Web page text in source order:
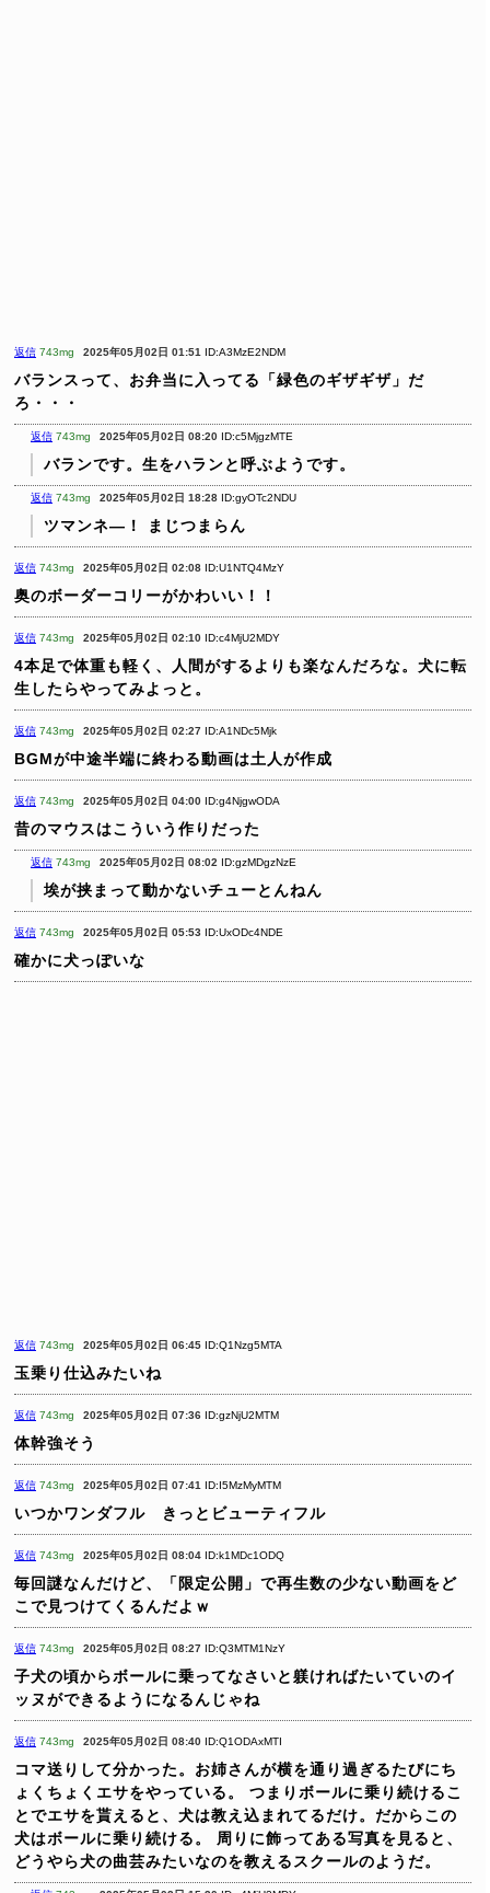
返信 743mg 2025年05月02日 01:51 ID:A3MzE2NDM
バランスって、お弁当に入ってる「緑色のギザギザ」だ
ろ・・・
返信 743mg 2025年05月02日 08:20 ID:c5MjgzMTE
バランです。生をハランと呼ぶようです。
返信 743mg 2025年05月02日 18:28 ID:gyOTc2NDU
ツマンネ―！ まじつまらん
返信 743mg 2025年05月02日 02:08 ID:U1NTQ4MzY
奥のボーダーコリーがかわいい！！
返信 743mg 2025年05月02日 02:10 ID:c4MjU2MDY
4本足で体重も軽く、人間がするよりも楽なんだろな。犬に転
生したらやってみよっと。
返信 743mg 2025年05月02日 02:27 ID:A1NDc5Mjk
BGMが中途半端に終わる動画は土人が作成
返信 743mg 2025年05月02日 04:00 ID:g4NjgwODA
昔のマウスはこういう作りだった
返信 743mg 2025年05月02日 08:02 ID:gzMDgzNzE
埃が挟まって動かないチューとんねん
返信 743mg 2025年05月02日 05:53 ID:UxODc4NDE
確かに犬っぽいな
返信 743mg 2025年05月02日 06:45 ID:Q1Nzg5MTA
玉乗り仕込みたいね
返信 743mg 2025年05月02日 07:36 ID:gzNjU2MTM
体幹強そう
返信 743mg 2025年05月02日 07:41 ID:I5MzMyMTM
いつかワンダフル きっとビューティフル
返信 743mg 2025年05月02日 08:04 ID:k1MDc1ODQ
毎回謎なんだけど、「限定公開」で再生数の少ない動画をど
こで見つけてくるんだよｗ
返信 743mg 2025年05月02日 08:27 ID:Q3MTM1NzY
子犬の頃からボールに乗ってなさいと躾ければたいていのイ
ッヌができるようになるんじゃね
返信 743mg 2025年05月02日 08:40 ID:Q1ODAxMTI
コマ送りして分かった。お姉さんが横を通り過ぎるたびにち
ょくちょくエサをやっている。
つまりボールに乗り続けるこ
とでエサを貰えると、犬は教え込まれてるだけ。だからこの
犬はボールに乗り続ける。
周りに飾ってある写真を見ると、
どうやら犬の曲芸みたいなのを教えるスクールのようだ。